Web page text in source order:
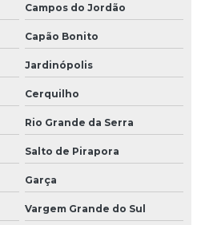
Campos do Jordão
Capão Bonito
Jardinópolis
Cerquilho
Rio Grande da Serra
Salto de Pirapora
Garça
Vargem Grande do Sul